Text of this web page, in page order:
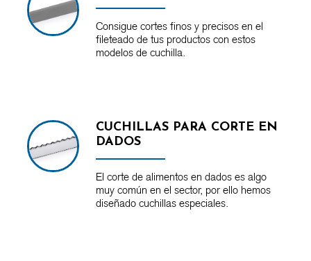
Consigue cortes finos y precisos en el
fileteado de tus productos con estos
modelos de cuchilla.
CUCHILLAS PARA CORTE EN
DADOS
El corte de alimentos en dados es algo
muy común en el sector, por ello hemos
diseñado cuchillas especiales.